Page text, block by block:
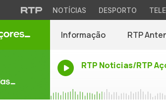
NOTÍCIAS DESPORTO
Informação RTP
RTP Noticias/RTP